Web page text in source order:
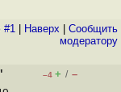
#1 Наверх
Cообщить
модератору
–4 + / –